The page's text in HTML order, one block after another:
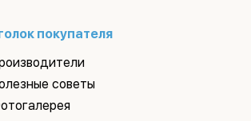
покупателя
советы